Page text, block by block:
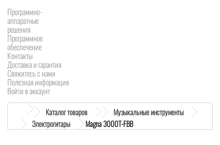
Программно-
аппаратные
решения
Программное
обеспечение
Контакты
Доставка и гарантия
Свяжитесь с нами
Полезная информация
Войти в аккаунт
Каталог товаров
Музыкальные инструменты
Электрогитары
Magna 3000T-FBB